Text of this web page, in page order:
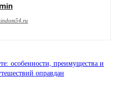
особенности, преимущества и
оправдан